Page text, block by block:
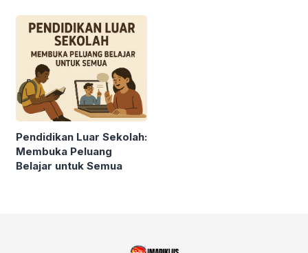
Pendidikan Luar Sekolah:
Membuka Peluang
Belajar untuk Semua